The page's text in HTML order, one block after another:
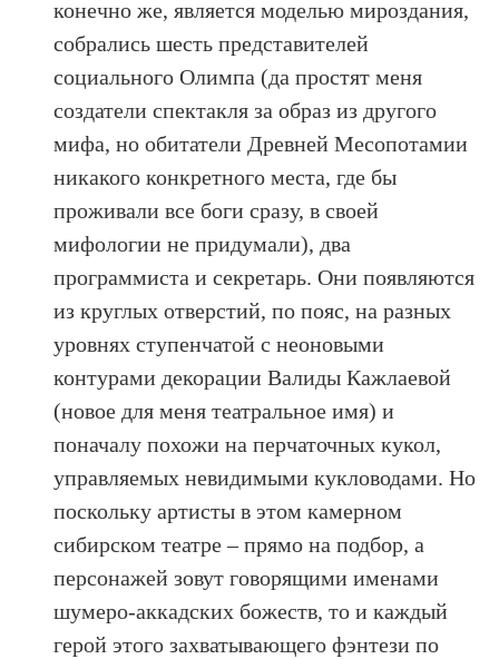
конечно же, является моделью мироздания,
собрались шесть представителей
социального Олимпа (да простят меня
создатели спектакля за образ из другого
мифа, но обитатели Древней Месопотамии
никакого конкретного места, где бы
проживали все боги сразу, в своей
мифологии не придумали), два
программиста и секретарь. Они появляются
из круглых отверстий, по пояс, на разных
уровнях ступенчатой с неоновыми
контурами декорации Валиды Кажлаевой
(новое для меня театральное имя) и
поначалу похожи на перчаточных кукол,
управляемых невидимыми кукловодами. Но
поскольку артисты в этом камерном
сибирском театре – прямо на подбор, а
персонажей зовут говорящими именами
шумеро-аккадских божеств, то и каждый
герой этого захватывающего фэнтези по